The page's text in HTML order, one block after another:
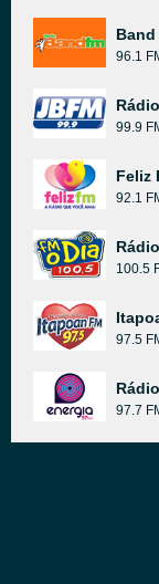
Band
96.1
99.9
Feliz
92.1
100.5
97.5
97.7